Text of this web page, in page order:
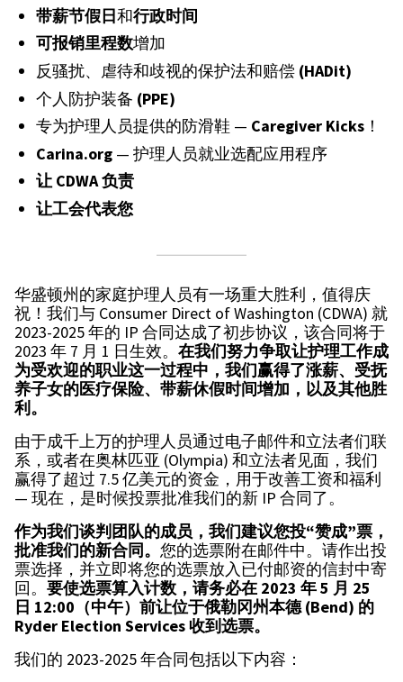
带薪节假日和行政时间
可报销里程数增加
反骚扰、虐待和歧视的保护法和赔偿 (HADit)
个人防护装备 (PPE)
专为护理人员提供的防滑鞋 — Caregiver Kicks ！
Carina.org — 护理人员就业选配应用程序
让 CDWA负责
让工会代表您
华盛顿州的家庭护理人员有一场重大胜利，值得庆
祝！我们与 Consumer Direct of Washington (CDWA) 就
2023-2025 年的 IP 合同达成了初步协议，该合同将于
2023 年 7 月 1 日生效。 在我们努力争取让护理工作成
为受欢迎的职业这一过程中，我们赢得了涨薪、受抚
养子女的医疗保险、带薪休假时间增加，以及其他胜
利。
由于成千上万的护理人员通过电子邮件和立法者们联
系，或者在奥林匹亚 (Olympia) 和立法者见面，我们
赢得了超过 7.5 亿美元的资金，用于改善工资和福利
— 现在，是时候投票批准我们的新 IP 合同了。
作为我们谈判团队的成员，我们建议您投“赞成”票，
批准我们的新合同。 您的选票附在邮件中。请作出投
票选择，并立即将您的选票放入已付邮资的信封中寄
回。 要使选票算入计数，请务必在 2023 年5 月 25
日 12:00 （中午）前让位于俄勒冈州本德(Bend) 的
Ryder Election Services收到选票。
我们的 2023-2025 年合同包括以下内容：